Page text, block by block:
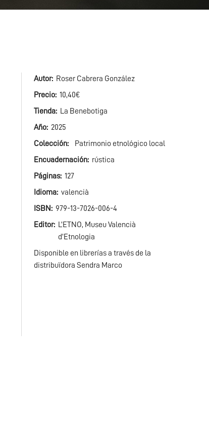
Autor
Roser Cabrera González
Precio 10,40€
Tienda
La Benebotiga
Año
2025
Colección
Patrimonio etnológico local
Encuadernación
rústica
Páginas 127
Idioma valencià
ISBN
979-13-7026-006-4
Editor
L’ETNO, Museu Valencià
d’Etnologia
Disponible en librerías a través de la
distribuïdora Sendra Marco